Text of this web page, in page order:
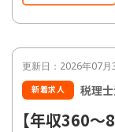
更新日：2026年07月
新着求人 税理士
【年収360～